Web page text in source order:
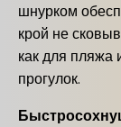
шнурком
крой не
как для пляжа
прогулок.